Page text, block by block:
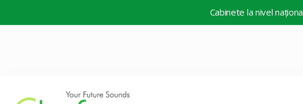
Cabinete la nivel național. Aparate